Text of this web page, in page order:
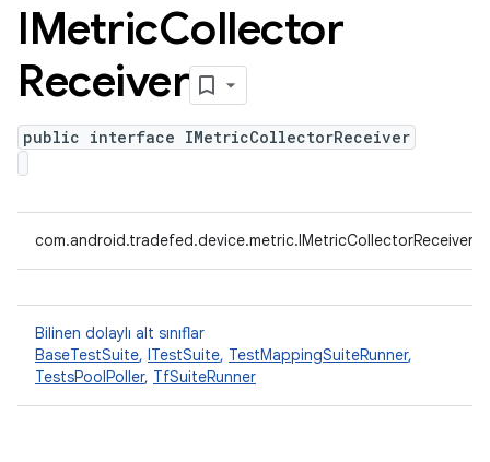
IMetricCollector
Receiver
public interface IMetricCollectorReceiver
com.android.tradefed.device.metric.IMetricCollectorReceiver
Bilinen dolaylı alt sınıflar
BaseTestSuite, ITestSuite, TestMappingSuiteRunner,
TestsPoolPoller, TfSuiteRunner